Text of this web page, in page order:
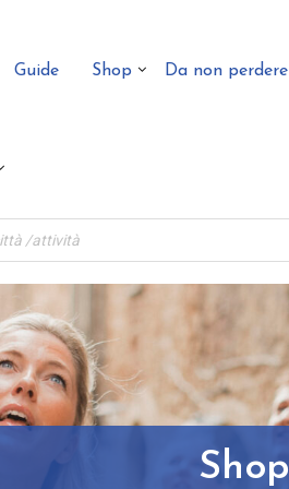
Guide Shop Da non perdere
Shop